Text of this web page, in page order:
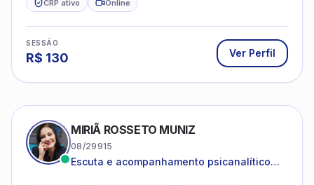
CRP ativo Online
SESSÃO
R$ 130 Ver Perfil
MIRIÃ ROSSETO MUNIZ
08/29915
Escuta e acompanhamento psicanalítico